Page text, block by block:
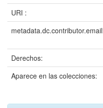
URI :
Derechos:
Aparece en las colecciones: